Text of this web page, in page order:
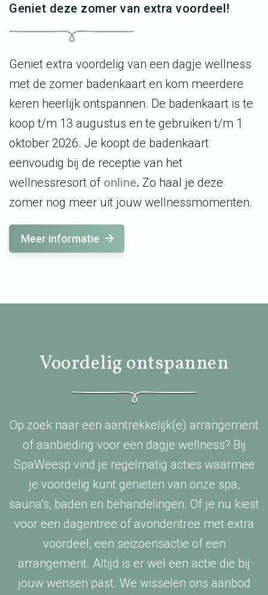
Geniet deze zomer van extra voordeel!
Geniet extra voordelig van een dagje wellness
met de zomer badenkaart en kom meerdere
keren heerlijk ontspannen. De badenkaart is te
koop t/m 13 augustus en te gebruiken t/m 1
oktober 2026. Je koopt de badenkaart
eenvoudig bij de receptie van het
wellnessresort of online. Zo haal je deze
zomer nog meer uit jouw wellnessmomenten.
Meer informatie
Voordelig ontspannen
Op zoek naar een aantrekkelijk(e) arrangement
of aanbieding voor een dagje wellness? Bij
SpaWeesp vind je regelmatig acties waarmee
je voordelig kunt genieten van onze spa,
sauna’s, baden en behandelingen. Of je nu kiest
voor een dagentree of avondentree met extra
voordeel, een seizoensactie of een
arrangement. Altijd is er wel een actie die bij
jouw wensen past. We wisselen ons aanbod